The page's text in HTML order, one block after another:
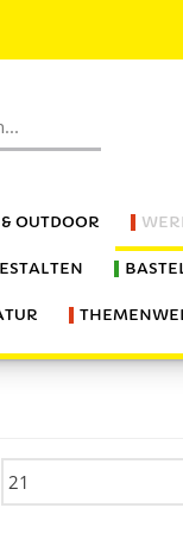
OUTDOOR